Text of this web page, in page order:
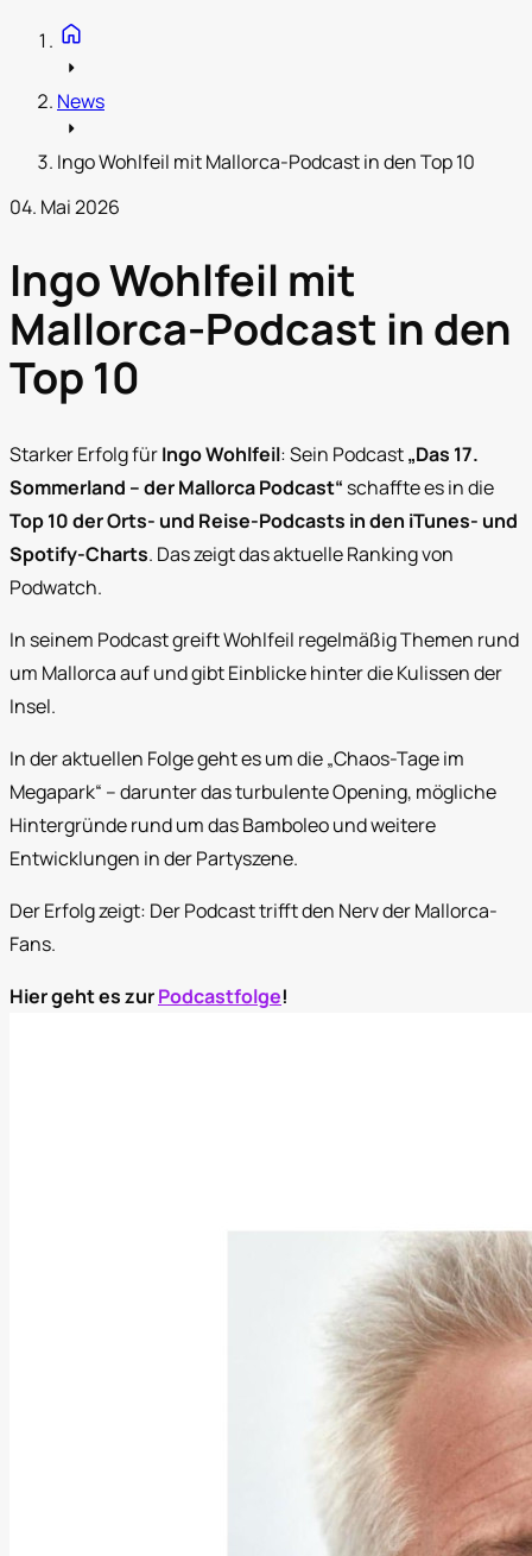
home
arrow_right
News
arrow_right
Ingo Wohlfeil mit Mallorca-Podcast in den Top 10
04. Mai 2026
Ingo Wohlfeil mit
Mallorca-Podcast in den
Top 10
Starker Erfolg fürIngo Wohlfeil: Sein Podcast„Das 17.
Sommerland – der Mallorca Podcast“ schaffte es in die
Top 10 der Orts- und Reise-Podcasts in den iTunes- und
Spotify-Charts. Das zeigt das aktuelle Ranking von
Podwatch.
In seinem Podcast greift Wohlfeil regelmäßig Themen rund
um Mallorca auf und gibt Einblicke hinter die Kulissen der
Insel.
In der aktuellen Folge geht es um die „Chaos-Tage im
Megapark“ – darunter das turbulente Opening, mögliche
Hintergründe rund um das Bamboleo und weitere
Entwicklungen in der Partyszene.
Der Erfolg zeigt: Der Podcast trifft den Nerv der Mallorca-
Fans.
Hier geht es zurPodcastfolge!